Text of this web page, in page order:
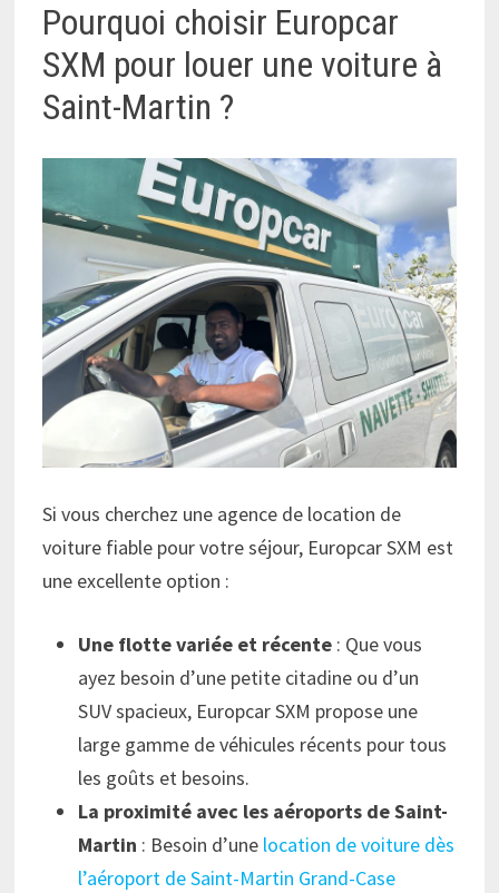
Pourquoi choisir Europcar
SXM pour louer une voiture à
Saint-Martin ?
Si vous cherchez une agence de location de
voiture fiable pour votre séjour, Europcar SXM est
une excellente option :
Une flotte variée et récente : Que vous
ayez besoin d’une petite citadine ou d’un
SUV spacieux, Europcar SXM propose une
large gamme de véhicules récents pour tous
les goûts et besoins.
La proximité avec les aéroports de Saint-
Martin : Besoin d’une location de voiture dès
l’aéroport de Saint-Martin Grand-Case